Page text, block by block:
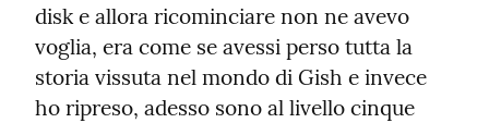
disk e allora ricominciare non ne avevo
voglia, era come se avessi perso tutta la
storia vissuta nel mondo di Gish e invece
ho ripreso, adesso sono al livello cinque